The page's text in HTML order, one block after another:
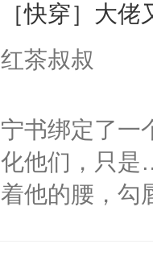
［快穿］大
红茶叔叔
宁书绑定了一
化他们，只是
着他的腰，勾